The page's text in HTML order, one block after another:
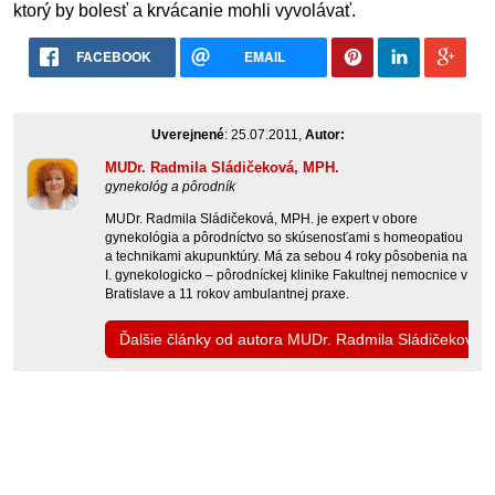
ktorý by bolesť a krvácanie mohli vyvolávať.
FACEBOOK EMAIL
Uverejnené: 25.07.2011, Autor:
MUDr. Radmila Sládičeková, MPH.
gynekológ a pôrodník
MUDr. Radmila Sládičeková, MPH. je expert v obore
gynekológia a pôrodníctvo so skúsenosťami s homeopatiou
a technikami akupunktúry. Má za sebou 4 roky pôsobenia na
I. gynekologicko – pôrodníckej klinike Fakultnej nemocnice v
Bratislave a 11 rokov ambulantnej praxe.
Ďalšie články od autora MUDr. Radmila Sládičeková,